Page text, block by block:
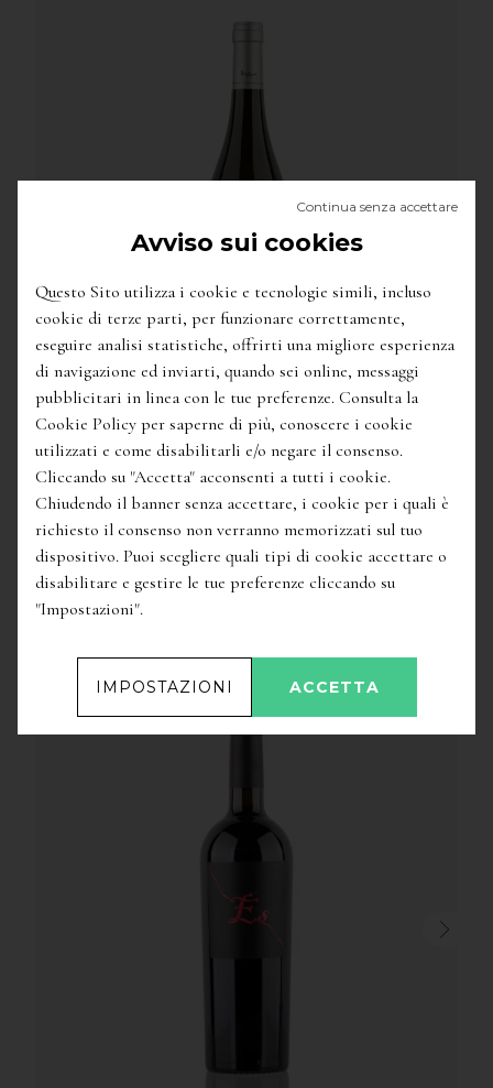
16,90 €
'Dilucere' Daunia Bianco Igt / Agricola Paglione
ALTRI VINI DELLO STESSO PRODUTTORE
Avviso sui cookies
Continua senza accettare
Questo Sito utilizza i cookie e tecnologie simili, incluso
cookie di terze parti, per funzionare correttamente,
eseguire analisi statistiche, offrirti una migliore esperienza
di navigazione ed inviarti, quando sei online, messaggi
pubblicitari in linea con le tue preferenze. Consulta la
Cookie Policy per saperne di più, conoscere i cookie
utilizzati e come disabilitarli e/o negare il consenso.
Cliccando su "Accetta" acconsenti a tutti i cookie.
Chiudendo il banner senza accettare, i cookie per i quali è
richiesto il consenso non verranno memorizzati sul tuo
dispositivo. Puoi scegliere quali tipi di cookie accettare o
disabilitare e gestire le tue preferenze cliccando su
"Impostazioni".
IMPOSTAZIONI ACCETTA